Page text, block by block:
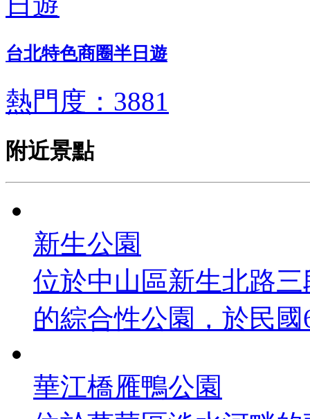
台北特色商圈半日遊
熱門度：3881
附近景點
新生公園
位於中山區新生北路
的綜合性公園，於民國
華江橋雁鴨公園